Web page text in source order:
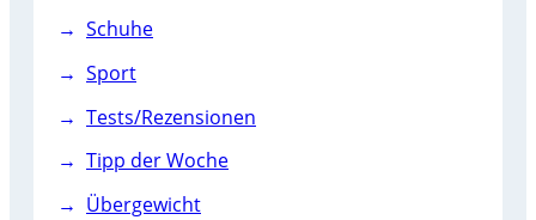
Schuhe
Sport
Tests/Rezensionen
Tipp der Woche
Übergewicht